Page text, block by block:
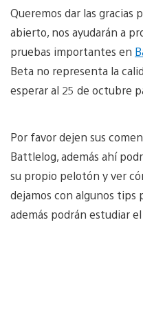
Queremos dar las gracias
abierto, nos ayudarán a
pruebas importantes en
Beta no representa la
esperar al 25 de octubre
Por favor dejen sus
Battlelog, además ahí
su propio pelotón y ver
dejamos con algunos tips
además podrán estudiar